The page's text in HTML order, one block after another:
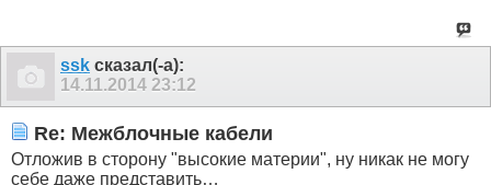
ssk сказал(-а):
14.11.2014 23:12
Re: Межблочные кабели
Отложив в сторону "высокие материи", ну никак не могу
себе даже представить…